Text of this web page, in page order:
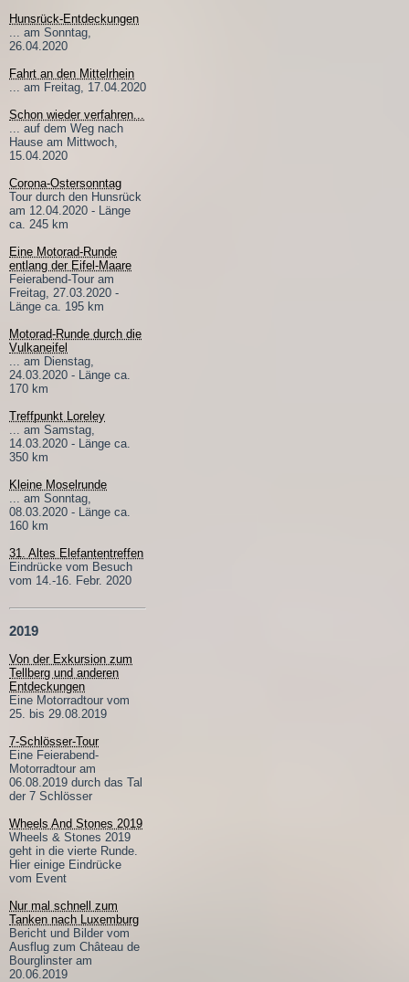
Hunsrück-Entdeckungen
... am Sonntag,
26.04.2020
Fahrt an den Mittelrhein
... am Freitag, 17.04.2020
Schon wieder verfahren...
... auf dem Weg nach
Hause am Mittwoch,
15.04.2020
Corona-Ostersonntag
Tour durch den Hunsrück
am 12.04.2020 - Länge
ca. 245 km
Eine Motorad-Runde
entlang der Eifel-Maare
Feierabend-Tour am
Freitag, 27.03.2020 -
Länge ca. 195 km
Motorad-Runde durch die
Vulkaneifel
... am Dienstag,
24.03.2020 - Länge ca.
170 km
Treffpunkt Loreley
... am Samstag,
14.03.2020 - Länge ca.
350 km
Kleine Moselrunde
... am Sonntag,
08.03.2020 - Länge ca.
160 km
31. Altes Elefantentreffen
Eindrücke vom Besuch
vom 14.-16. Febr. 2020
2019
Von der Exkursion zum
Tellberg und anderen
Entdeckungen
Eine Motorradtour vom
25. bis 29.08.2019
7-Schlösser-Tour
Eine Feierabend-
Motorradtour am
06.08.2019 durch das Tal
der 7 Schlösser
Wheels And Stones 2019
Wheels & Stones 2019
geht in die vierte Runde.
Hier einige Eindrücke
vom Event
Nur mal schnell zum
Tanken nach Luxemburg
Bericht und Bilder vom
Ausflug zum Château de
Bourglinster am
20.06.2019